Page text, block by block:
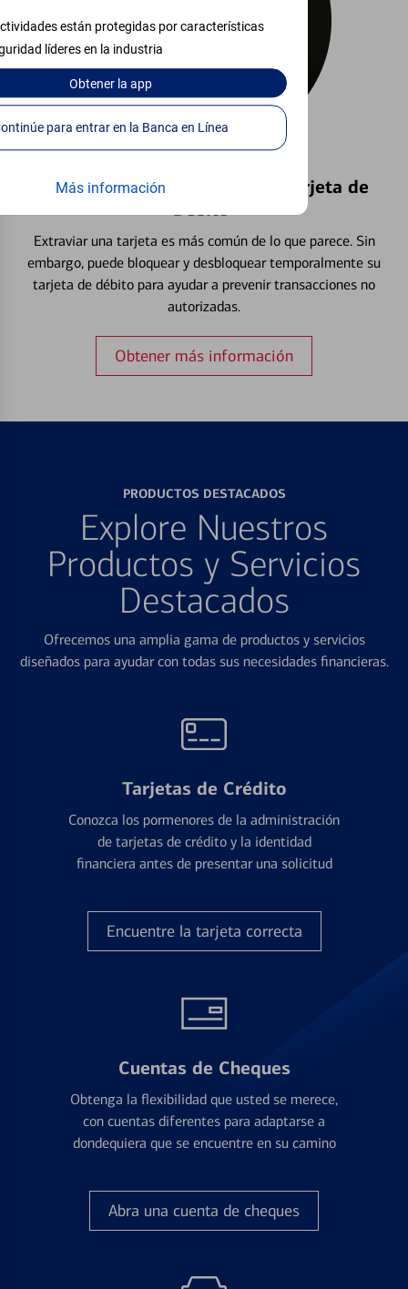
están protegidas por características
líderes en la industria
Obtenerla app
Continúe para entrar en la Banca en Línea
Más información
Bloquear y Desbloquear una Tarjeta de
Débito⁴
Extraviar una tarjeta es más común de lo que parece. Sin
embargo, puede bloquear y desbloquear temporalmente su
tarjeta de débito para ayudar a prevenir transacciones no
autorizadas.
Obtener más información
PRODUCTOS DESTACADOS
Explore Nuestros
Productos y Servicios
Destacados
Ofrecemos una amplia gama de productos y servicios
diseñados para ayudar con todas sus necesidades financieras.
Tarjetas de Crédito
Conozca los pormenores de la administración
de tarjetas de crédito y la identidad
financiera antes de presentar una solicitud
Encuentre la tarjeta correcta
Cuentas de Cheques
Obtenga la flexibilidad que usted se merece,
con cuentas diferentes para adaptarse a
dondequiera que se encuentre en su camino
Abra una cuenta de cheques